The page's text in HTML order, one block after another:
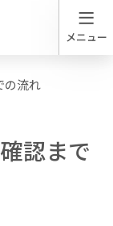
の流れ
認まで